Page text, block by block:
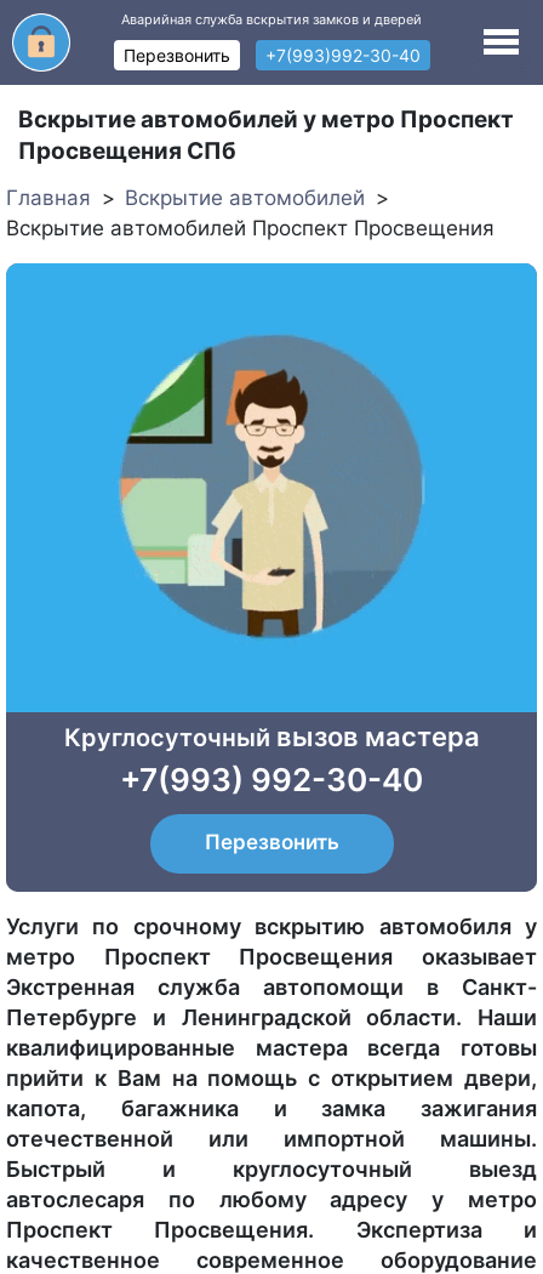
Аварийная служба вскрытия замков и дверей
Перезвонить +7(993)992-30-40
Вскрытие автомобилей у метро Проспект
Просвещения СПб
Главная
Вскрытие автомобилей
Вскрытие автомобилей Проспект Просвещения
Круглосуточный вызов мастера
+7(993) 992-30-40
Перезвонить
Услуги по срочному вскрытию автомобиля у
метро Проспект Просвещения оказывает
Экстренная служба автопомощи в Санкт-
Петербурге и Ленинградской области. Наши
квалифицированные мастера всегда готовы
прийти к Вам на помощь с открытием двери,
капота, багажника и замка зажигания
отечественной или импортной машины.
Быстрый и круглосуточный выезд
автослесаря по любому адресу у метро
Проспект Просвещения. Экспертиза и
качественное современное оборудование